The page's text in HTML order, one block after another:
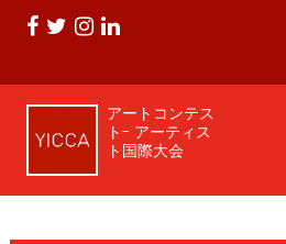
アートコンテス
ト- アーティス
ト国際大会